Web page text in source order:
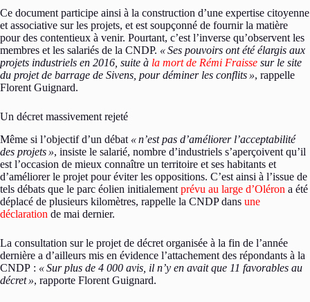
Ce document participe ainsi à la construction d’une expertise citoyenne
et associative sur les projets, et est soupçonné de fournir la matière
pour des contentieux à venir. Pourtant, c’est l’inverse qu’observent les
membres et les salariés de la CNDP. «Ses pouvoirs ont été élargis aux
projets industriels en 2016, suite à la mort de Rémi Fraisse sur le site
du projet de barrage de Sivens, pour déminer les conflits », rappelle
Florent Guignard.
Un décret massivement rejeté
Même si l’objectif d’un débat «n’est pas d’améliorer l’acceptabilité
des projets », insiste le salarié, nombre d’industriels s’aperçoivent qu’il
est l’occasion de mieux connaître un territoire et ses habitants et
d’améliorer le projet pour éviter les oppositions. C’est ainsi à l’issue de
tels débats que le parc éolien initialement prévu au large d’Oléron a été
déplacé de plusieurs kilomètres, rappelle la CNDP dans une
déclaration de mai dernier.
La consultation sur le projet de décret organisée à la fin de l’année
dernière a d’ailleurs mis en évidence l’attachement des répondants à la
CNDP : «Sur plus de 4 000 avis, il n’y en avait que 11 favorables au
décret », rapporte Florent Guignard.